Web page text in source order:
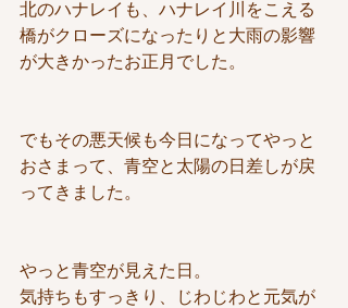
北のハナレイも、ハナレイ川をこえる
橋がクローズになったりと大雨の影響
が大きかったお正月でした。
でもその悪天候も今日になってやっと
おさまって、青空と太陽の日差しが戻
ってきました。
やっと青空が見えた日。
気持ちもすっきり、じわじわと元気が